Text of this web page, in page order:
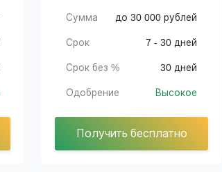
Сумма до 30 000 рублей
Срок 7 - 30 дней
Срок без % 30 дней
Одобрение Высокое
Получить бесплатно